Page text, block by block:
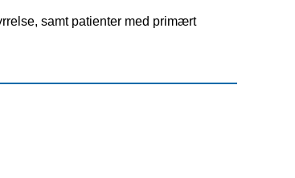
samt patienter med primært